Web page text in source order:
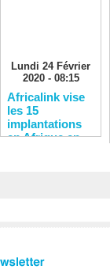
Lundi 24 Février
2020 - 08:15
Africalink vise
les 15
implantations
en Afrique en